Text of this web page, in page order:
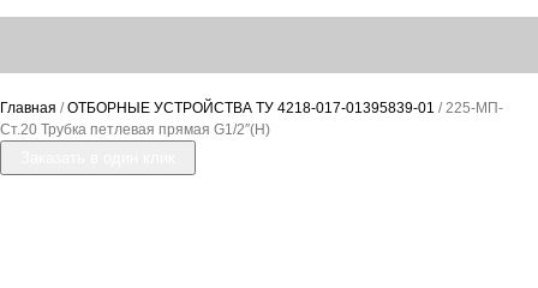
Главная /ОТБОРНЫЕ УСТРОЙСТВА ТУ 4218-017-01395839-01 / 225-МП-
Ст.20 Трубка петлевая прямая G1/2″(Н)